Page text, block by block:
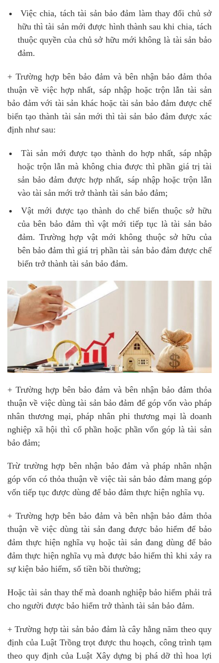
Việc chia, tách tài sản bảo đảm làm thay đổi chủ sở
hữu thì tài sản mới được hình thành sau khi chia, tách
thuộc quyền của chủ sở hữu mới không là tài sản bảo
đảm.
+ Trường hợp bên bảo đảm và bên nhận bảo đảm thỏa
thuận về việc hợp nhất, sáp nhập hoặc trộn lẫn tài sản
bảo đảm với tài sản khác hoặc tài sản bảo đảm được chế
biến tạo thành tài sản mới thì tài sản bảo đảm được xác
định như sau:
Tài sản mới được tạo thành do hợp nhất, sáp nhập
hoặc trộn lẫn mà không chia được thì phần giá trị tài
sản bảo đảm được hợp nhất, sáp nhập hoặc trộn lẫn
vào tài sản mới trở thành tài sản bảo đảm;
Vật mới được tạo thành do chế biến thuộc sở hữu
của bên bảo đảm thì vật mới tiếp tục là tài sản bảo
đảm. Trường hợp vật mới không thuộc sở hữu của
bên bảo đảm thì giá trị phần tài sản bảo đảm được chế
biến trở thành tài sản bảo đảm.
+ Trường hợp bên bảo đảm và bên nhận bảo đảm thỏa
thuận về việc dùng tài sản bảo đảm để góp vốn vào pháp
nhân thương mại, pháp nhân phi thương mại là doanh
nghiệp xã hội thì cổ phần hoặc phần vốn góp là tài sản
bảo đảm;
Trừ trường hợp bên nhận bảo đảm và pháp nhân nhận
góp vốn có thỏa thuận về việc tài sản bảo đảm mang góp
vốn tiếp tục được dùng để bảo đảm thực hiện nghĩa vụ.
+ Trường hợp bên bảo đảm và bên nhận bảo đảm thỏa
thuận về việc dùng tài sản đang được bảo hiểm để bảo
đảm thực hiện nghĩa vụ hoặc tài sản đang dùng để bảo
đảm thực hiện nghĩa vụ mà được bảo hiểm thì khi xảy ra
sự kiện bảo hiểm, số tiền bồi thường;
Hoặc tài sản thay thế mà doanh nghiệp bảo hiểm phải trả
cho người được bảo hiểm trở thành tài sản bảo đảm.
+ Trường hợp tài sản bảo đảm là cây hằng năm theo quy
định của Luật Trồng trọt được thu hoạch, công trình tạm
theo quy định của Luật Xây dựng bị phá dỡ thì hoa lợi